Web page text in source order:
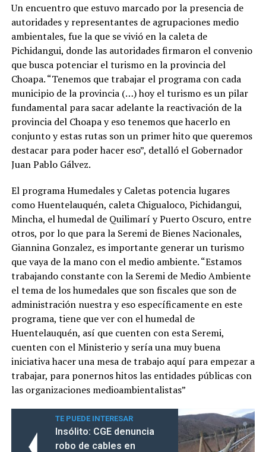
Un encuentro que estuvo marcado por la presencia de
autoridades y representantes de agrupaciones medio
ambientales, fue la que se vivió en la caleta de
Pichidangui, donde las autoridades firmaron el convenio
que busca potenciar el turismo en la provincia del
Choapa. “Tenemos que trabajar el programa con cada
municipio de la provincia (…) hoy el turismo es un pilar
fundamental para sacar adelante la reactivación de la
provincia del Choapa y eso tenemos que hacerlo en
conjunto y estas rutas son un primer hito que queremos
destacar para poder hacer eso”, detalló el Gobernador
Juan Pablo Gálvez.
El programa Humedales y Caletas potencia lugares
como Huentelauquén, caleta Chigualoco, Pichidangui,
Mincha, el humedal de Quilimarí y Puerto Oscuro, entre
otros, por lo que para la Seremi de Bienes Nacionales,
Giannina Gonzalez, es importante generar un turismo
que vaya de la mano con el medio ambiente. “Estamos
trabajando constante con la Seremi de Medio Ambiente
el tema de los humedales que son fiscales que son de
administración nuestra y eso específicamente en este
programa, tiene que ver con el humedal de
Huentelauquén, así que cuenten con esta Seremi,
cuenten con el Ministerio y sería una muy buena
iniciativa hacer una mesa de trabajo aquí para empezar a
trabajar, para ponernos hitos las entidades públicas con
las organizaciones medioambientalistas”
TE PUEDE INTERESAR
Insólito: CGE denuncia
robo de cables en